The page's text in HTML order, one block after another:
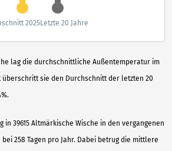
lag die durchschnittliche Außentemperatur im
überschritt sie den Durchschnitt der letzten 20
in 39615 Altmärkische Wische in den vergangenen
258 Tagen pro Jahr. Dabei betrug die mittlere
2025Letzte 20 Jahre